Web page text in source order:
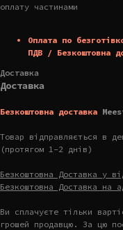
оплату частинами
Оплата по
ПДВ / Безкоштовна
Доставка
Доставка
Безкоштовна доставка
Товар відправляється в
(протягом 1-2 днів)
Безкоштовна Доставка у
Безкоштовна Доставка на
Ви сплачуєте тільки
грошей продавцю. За цю